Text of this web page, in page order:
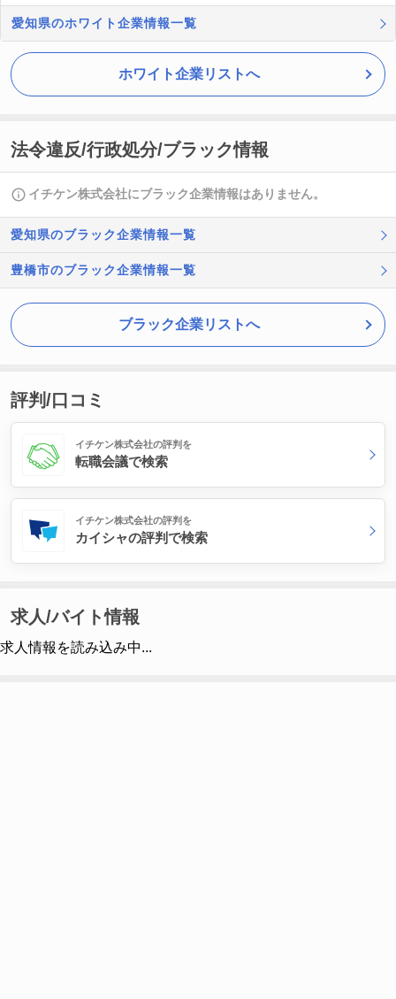
愛知県のホワイト企業情報一覧
ホワイト企業リストへ
法令違反/行政処分/ブラック情報
イチケン株式会社にブラック企業情報はありません。
愛知県のブラック企業情報一覧
豊橋市のブラック企業情報一覧
ブラック企業リストへ
評判/口コミ
イチケン株式会社の評判を
転職会議で検索
イチケン株式会社の評判を
カイシャの評判で検索
求人/バイト情報
求人情報を読み込み中...